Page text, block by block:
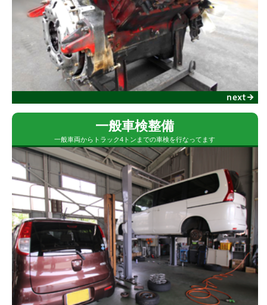
一般車検整備
一般車両からトラック4トンまでの車検を行なってます